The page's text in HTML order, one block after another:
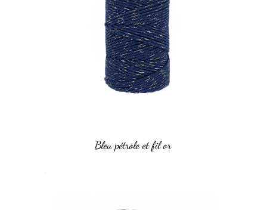
Bleu pétrole et fil or